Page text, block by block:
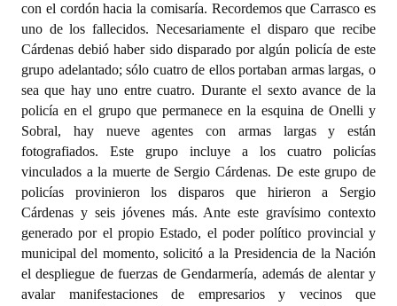
con el cordón hacia la comisaría. Recordemos que Carrasco es
uno de los fallecidos. Necesariamente el disparo que recibe
Cárdenas debió haber sido disparado por algún policía de este
grupo adelantado; sólo cuatro de ellos portaban armas largas, o
sea que hay uno entre cuatro. Durante el sexto avance de la
policía en el grupo que permanece en la esquina de Onelli y
Sobral, hay nueve agentes con armas largas y están
fotografiados. Este grupo incluye a los cuatro policías
vinculados a la muerte de Sergio Cárdenas. De este grupo de
policías provinieron los disparos que hirieron a Sergio
Cárdenas y seis jóvenes más. Ante este gravísimo contexto
generado por el propio Estado, el poder político provincial y
municipal del momento, solicitó a la Presidencia de la Nación
el despliegue de fuerzas de Gendarmería, además de alentar y
avalar manifestaciones de empresarios y vecinos que